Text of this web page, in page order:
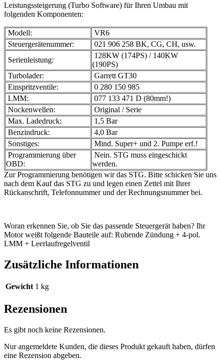
Leistungssteigerung (Turbo Software) für Ihren Umbau mit
folgenden Komponenten:
Modell:
VR6
Steuergerätenummer:
021 906 258 BK, CG, CH, usw.
Serienleistung:
128KW (174PS) / 140KW
(190PS)
Turbolader:
Garrett GT30
Einspritzventile:
0 280 150 985
LMM:
077 133 471 D (80mm!)
Nockenwellen:
Original / Serie
Max. Ladedruck:
1,5 Bar
Benzindruck:
4,0 Bar
Sonstiges:
Mind. Super+ und 2. Pumpe erf.!
Programmierung über
OBD:
Nein. STG muss eingeschickt
werden.
Zur Programmierung benötigen wir das STG. Bitte schicken Sie uns
nach dem Kauf das STG zu und legen einen Zettel mit Ihrer
Rückanschrift, Telefonnummer und der Rechnungsnummer bei.
Woran erkennen Sie, ob Sie das passende Steuergerät haben? Ihr
Motor weißt folgende Bauteile auf: Ruhende Zündung + 4-pol.
LMM + Leerlaufregelventil
Zusätzliche Informationen
Gewicht 1 kg
Rezensionen
Es gibt noch keine Rezensionen.
Nur angemeldete Kunden, die dieses Produkt gekauft haben, dürfen
eine Rezension abgeben.